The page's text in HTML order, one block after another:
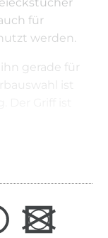
für
werden.
gerade für
ist